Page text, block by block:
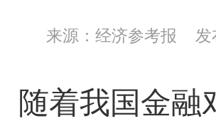
来源：经济参考报 发
着我国金融